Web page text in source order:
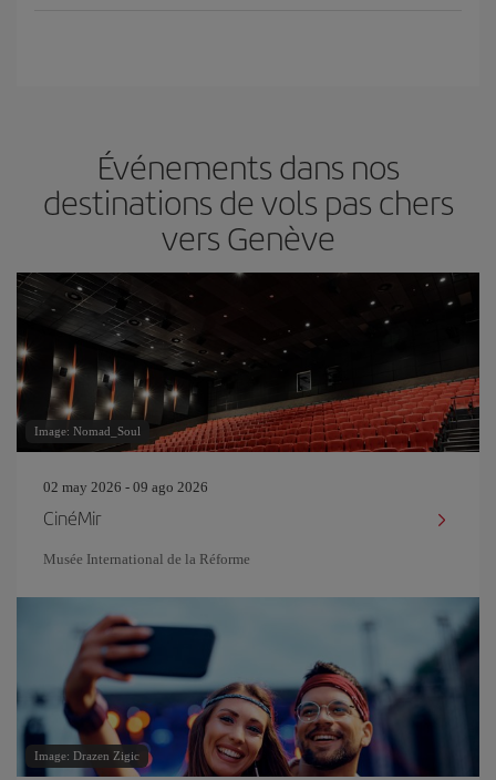
Événements dans nos
destinations de vols pas chers
vers Genève
Image: Nomad_Soul
02 may 2026 - 09 ago 2026
CinéMir
Musée International de la Réforme
Image: Drazen Zigic